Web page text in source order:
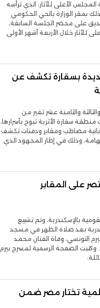
الأعلى للآثار، الذي ترأسه
بمقر الوزارة بالحي الحكومي
على محضر الجلسة السابقة،
خلال الأربعة أشهر الأولى
بسقارة تكشف عن
والثامنة عشر تغير من
سقارة الأثرية تبوح بأسرارها،
مصاطب ومقابر ودفنات تكشف
وذلك في إطار المجهود الذي
على المقابر
بالإسكندرية، وتم تشييع
بعد صلاة الظهر في مسجد
التونسي، وفاة الفنان محمد
وكتبت الصفحة الرسمية لمسرح بيرم
تختار مصر ضمن